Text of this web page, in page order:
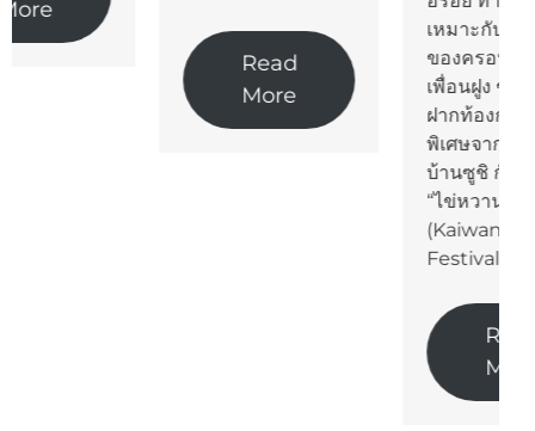
เหมาะกับการรวมตัว
ของครอบครัวและ
เพื่อนฝูง ขอชวนมา
ฝากท้องกับเมนูสุด
พิเศษจาก ไข่หวาน
บ้านซูชิ กับแคมเปญ
“ไข่หวานเฟสติวัล